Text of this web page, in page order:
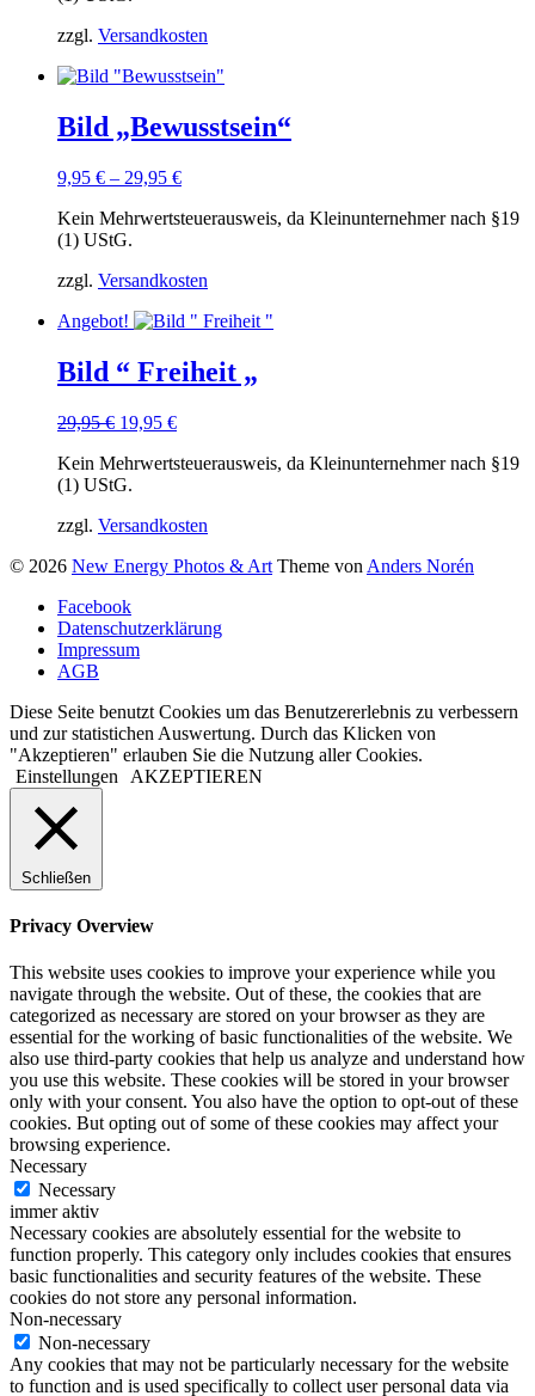
zzgl. Versandkosten
Bild „Bewusstsein“
9,95 € – 29,95 €
Kein Mehrwertsteuerausweis, da Kleinunternehmer nach §19
(1) UStG.
zzgl. Versandkosten
Angebot!
Bild “ Freiheit „
29,95€ Ursprünglicher
war:
29,95 €
19,95 €Aktueller
ist:
Kein Mehrwertsteuerausweis, da Kleinunternehmer nach §19
(1) UStG.
zzgl. Versandkosten
© 2026 New Energy Photos & Art Theme von Anders Norén
Facebook
Datenschutzerklärung
Impressum
AGB
Diese Seite benutzt Cookies um das Benutzererlebnis zu verbessern
und zur statistichen Auswertung. Durch das Klicken von
"Akzeptieren" erlauben Sie die Nutzung aller Cookies.
Einstellungen
AKZEPTIEREN
Schließen
Privacy Overview
This website uses cookies to improve your experience while you
navigate through the website. Out of these, the cookies that are
categorized as necessary are stored on your browser as they are
essential for the working of basic functionalities of the website. We
also use third-party cookies that help us analyze and understand how
you use this website. These cookies will be stored in your browser
only with your consent. You also have the option to opt-out of these
cookies. But opting out of some of these cookies may affect your
browsing experience.
Necessary
Necessary
immer aktiv
Necessary cookies are absolutely essential for the website to
function properly. This category only includes cookies that ensures
basic functionalities and security features of the website. These
cookies do not store any personal information.
Non-necessary
Non-necessary
Any cookies that may not be particularly necessary for the website
to function and is used specifically to collect user personal data via